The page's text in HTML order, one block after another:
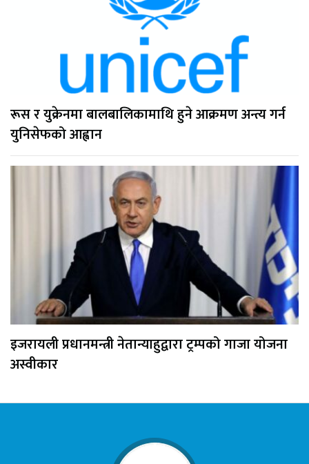
रूस र युक्रेनमा बालबालिकामाथि हुने आक्रमण अन्त्य गर्न
युनिसेफको आह्वान
इजरायली प्रधानमन्त्री नेतान्याहुद्वारा ट्रम्पको गाजा योजना
अस्वीकार